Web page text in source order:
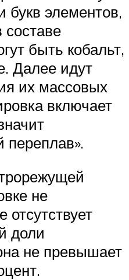
элементов,
быть кобальт,
Далее идут
их массовых
включает
переплав».
не
отсутствует
доли
не превышает